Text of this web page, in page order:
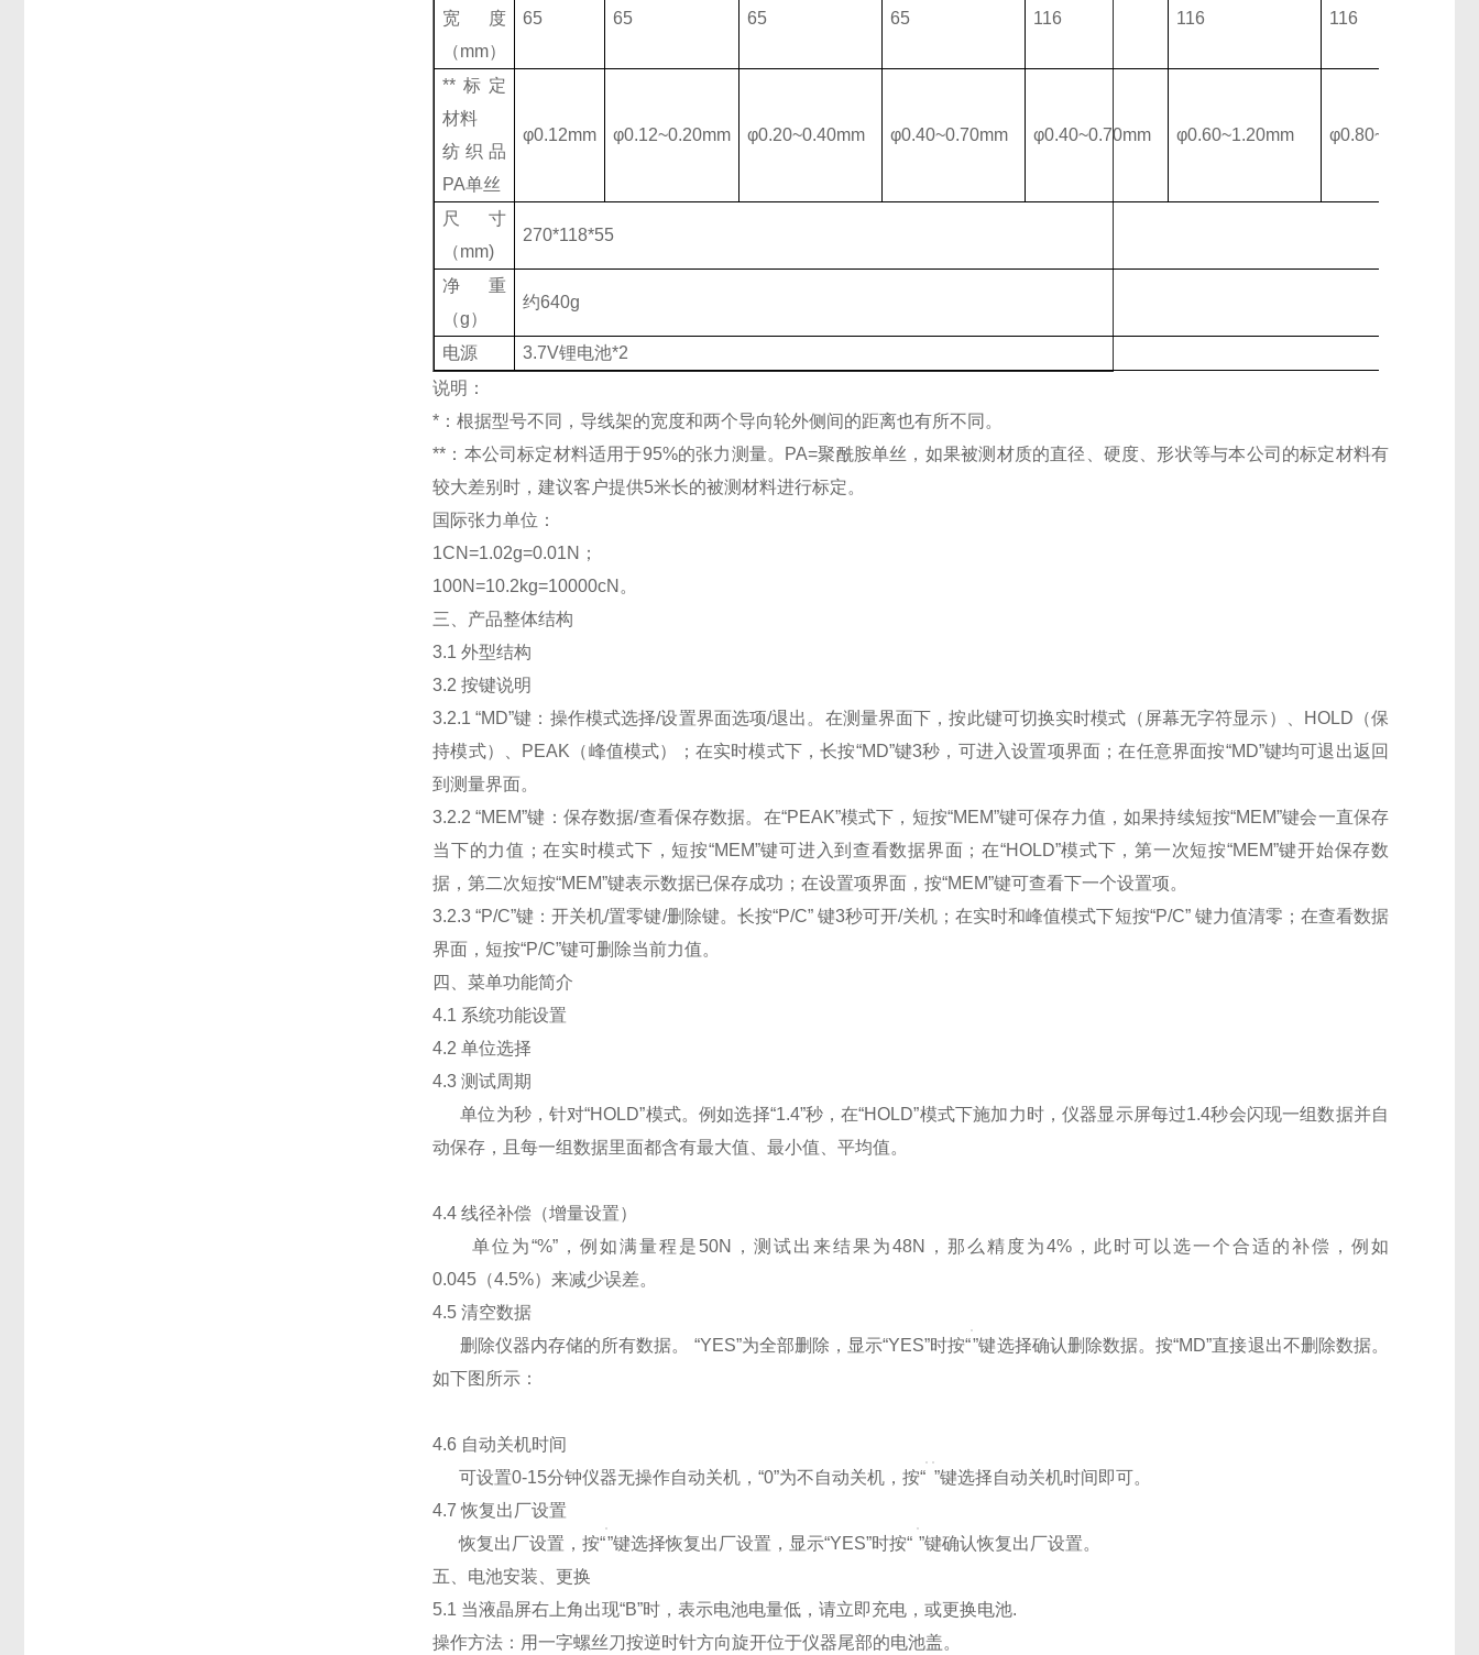
宽度
（mm）
65 65 65 65 116 116 116
**标定
材料
纺织品
PA单丝
φ0.12mm φ0.12~0.20mm φ0.20~0.40mm φ0.40~0.70mm φ0.40~0.70mm φ0.60~1.20mm φ0.80~1.40mm
尺寸
（mm)
270*118*55
净重
（g）
约640g
电源
3.7V锂电池*2
说明：
*：根据型号不同，导线架的宽度和两个导向轮外侧间的距离也有所不同。
**：本公司标定材料适用于95%的张力测量。PA=聚酰胺单丝，如果被测材质的直径、硬度、形状等与本公司的标定材料有
较大差别时，建议客户提供5米长的被测材料进行标定。
国际张力单位：
1CN=1.02g=0.01N；
100N=10.2kg=10000cN。
三、产品整体结构
3.1 外型结构
3.2 按键说明
3.2.1 “MD”键：操作模式选择/设置界面选项/退出。在测量界面下，按此键可切换实时模式（屏幕无字符显示）、HOLD（保
持模式）、PEAK（峰值模式）；在实时模式下，长按“MD”键3秒，可进入设置项界面；在任意界面按“MD”键均可退出返回
到测量界面。
3.2.2 “MEM”键：保存数据/查看保存数据。在“PEAK”模式下，短按“MEM”键可保存力值，如果持续短按“MEM”键会一直保存
当下的力值；在实时模式下，短按“MEM”键可进入到查看数据界面；在“HOLD”模式下，第一次短按“MEM”键开始保存数
据，第二次短按“MEM”键表示数据已保存成功；在设置项界面，按“MEM”键可查看下一个设置项。
3.2.3 “P/C”键：开关机/置零键/删除键。长按“P/C” 键3秒可开/关机；在实时和峰值模式下短按“P/C” 键力值清零；在查看数据
界面，短按“P/C”键可删除当前力值。
四、菜单功能简介
4.1 系统功能设置
4.2 单位选择
4.3 测试周期
单位为秒，针对“HOLD”模式。例如选择“1.4”秒，在“HOLD”模式下施加力时，仪器显示屏每过1.4秒会闪现一组数据并自
动保存，且每一组数据里面都含有最大值、最小值、平均值。
4.4 线径补偿（增量设置）
单位为“%”，例如满量程是50N，测试出来结果为48N，那么精度为4%，此时可以选一个合适的补偿，例如
0.045（4.5%）来减少误差。
4.5 清空数据
删除仪器内存储的所有数据。 “YES”为全部删除，显示“YES”时按“”键选择确认删除数据。按“MD”直接退出不删除数据。
如下图所示：
4.6 自动关机时间
可设置0-15分钟仪器无操作自动关机，“0”为不自动关机，按“ ”键选择自动关机时间即可。
4.7 恢复出厂设置
恢复出厂设置，按“”键选择恢复出厂设置，显示“YES”时按“ ”键确认恢复出厂设置。
五、电池安装、更换
5.1 当液晶屏右上角出现“B”时，表示电池电量低，请立即充电，或更换电池.
操作方法：用一字螺丝刀按逆时针方向旋开位于仪器尾部的电池盖。